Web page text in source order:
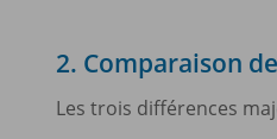
2. Comparaison
Les trois différences